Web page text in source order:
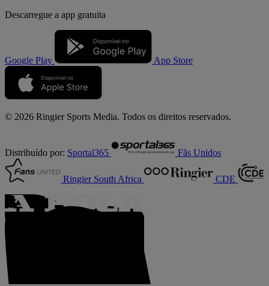
Descarregue a app gratuita
Google Play App Store
© 2026 Ringier Sports Media. Todos os direitos reservados.
Distribuído por: Sportal365 Fãs Unidos
Ringier South Africa CDE